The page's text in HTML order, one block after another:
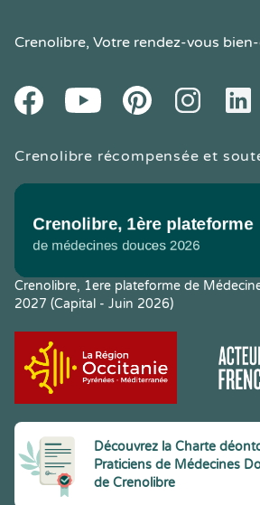
Crenolibre, Votre rendez-vous
FacebookYoutube PinteresetInstagram
Crenolibre récompensée et
Crenolibre, 1ere plateforme de
2027 (Capital - Juin 2026)
Découvrez la Charte
Praticiens de Médecines
de Crenolibre